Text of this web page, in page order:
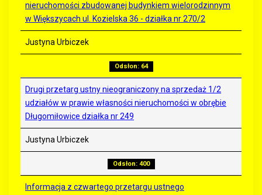
nieruchomości zbudowanej budynkiem wielorodzinnym
w Większycach ul. Kozielska 36 - działka nr 270/2
Justyna Urbiczek
Odsłon: 64
Drugi przetarg ustny nieograniczony na sprzedaż 1/2
udziałów w prawie własności nieruchomości w obrębie
Długomiłowice działka nr 249
Justyna Urbiczek
Odsłon: 400
Informacja z czwartego przetargu ustnego